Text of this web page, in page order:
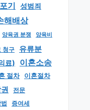
기 성범죄
해배상
양육권 분쟁 양육비
청구 유류분
료) 이혼소송
절차 이혼절차
전문
증여세